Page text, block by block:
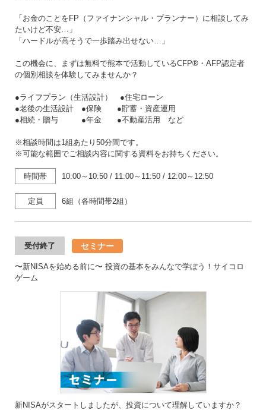
「お金のことをFP（ファイナンシャル・プランナー）に相談してみ
たいけど不安…」
「ハードルが高そうで一歩踏み出せない…」
この機会に、まずは無料で熊本で活動しているCFP®・AFP認定者
の個別相談を体験してみませんか？
●ライフプラン（生活設計） ●住宅ローン
●老後の生活設計 ●保険 ●貯蓄・資産運用
●相続・贈与 ●年金 ●不動産活用 など
※相談時間は1組あたり50分間です。
※可能な範囲でご相談内容に関する資料をお持ちください。
時間帯 10:00～10:50 / 11:00～11:50 / 12:00～12:50
定員 6組（各時間帯2組）
受付終了 セミナー
〜新NISAを始める前に〜 投資の基本をみんなで学ぼう！サイコロ
ゲーム
新NISAがスタートしましたが、投資について理解していますか？